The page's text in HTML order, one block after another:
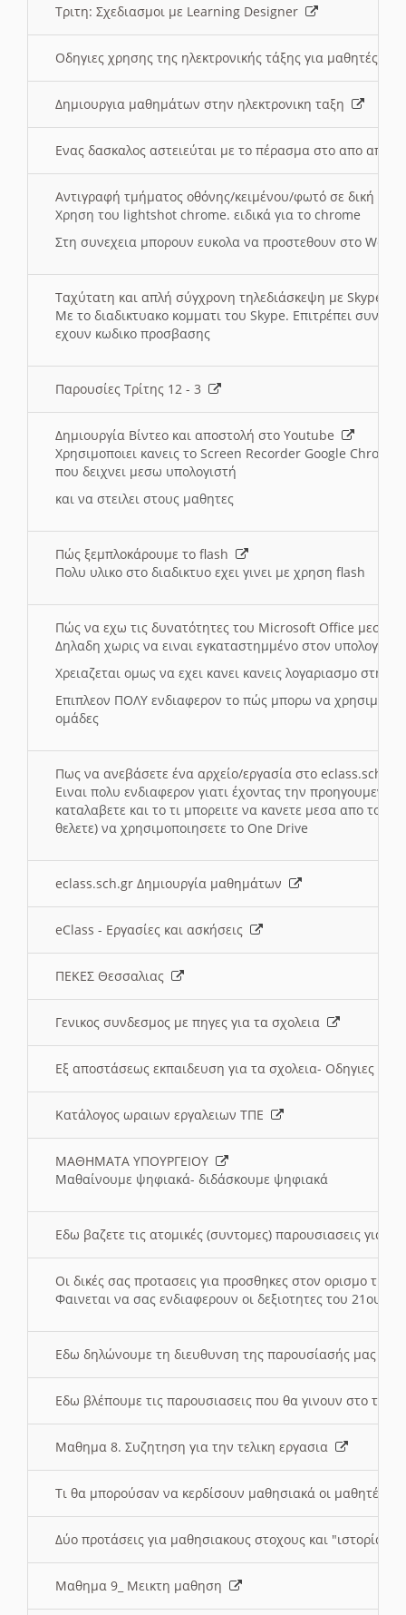
Τριτη: Σχεδιασμοι με Learning Designer
Οδηγιες χρησης της ηλεκτρονικής τάξης για μαθητές
Δημιουργια μαθημάτων στην ηλεκτρονικη ταξη
Ενας δασκαλος αστειεύται με το πέρασμα στο απο
Αντιγραφή τμήματος οθόνης/κειμένου/φωτό σε δική
Χρηση του lightshot chrome. ειδικά για το chrome
Στη συνεχεια μπορουν ευκολα να προστεθουν στο Word
Ταχύτατη και απλή σύγχρονη τηλεδιάσκεψη με Skype
Με το διαδικτυακο κομματι του Skype. Επιτρέπει
εχουν κωδικο προσβασης
Παρουσίες Τρίτης 12 - 3
Δημιουργία Βίντεο και αποστολή στο Youtube
Χρησιμοποιει κανεις το Screen Recorder Google Chrome
που δειχνει μεσω υπολογιστή
και να στειλει στους μαθητες
Πώς ξεμπλοκάρουμε το flash
Πολυ υλικο στο διαδικτυο εχει γινει με χρηση flash
Πώς να εχω τις δυνατότητες του Microsoft Office μεσω
Δηλαδη χωρις να ειναι εγκαταστημμένο στον
Χρειαζεται ομως να εχει κανει κανεις λογαριασμο στη
Επιπλεον ΠΟΛΥ ενδιαφερον το πώς μπορω να
ομάδες
Πως να ανεβάσετε ένα αρχείο/εργασία στο eclass.sch.gr
Ειναι πολυ ενδιαφερον γιατι έχοντας την
καταλαβετε και το τι μπορειτε να κανετε μεσα απο το
θελετε) να χρησιμοποιησετε το One Drive
eclass.sch.gr Δημιουργία μαθημάτων
eClass - Εργασίες και ασκήσεις
ΠΕΚΕΣ Θεσσαλιας
Γενικος συνδεσμος με πηγες για τα σχολεια
Εξ αποστάσεως εκπαιδευση για τα σχολεια- Οδηγιες
Κατάλογος ωραιων εργαλειων ΤΠΕ
ΜΑΘΗΜΑΤΑ ΥΠΟΥΡΓΕΙΟΥ
Μαθαίνουμε ψηφιακά- διδάσκουμε ψηφιακά
Εδω βαζετε τις ατομικές (συντομες) παρουσιασεις για
Οι δικές σας προτασεις για προσθηκες στον ορισμο
Φαινεται να σας ενδιαφερουν οι δεξιοτητες του 21ου
Εδω δηλώνουμε τη διευθυνση της παρουσίασής μας
Εδω βλέπουμε τις παρουσιασεις που θα γινουν στο
Μαθημα 8. Συζητηση για την τελικη εργασια
Τι θα μπορούσαν να κερδίσουν μαθησιακά οι μαθητές/
Δύο προτάσεις για μαθησιακους στοχους και "ιστορία"
Μαθημα 9_ Μεικτη μαθηση